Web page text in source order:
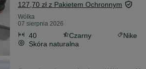
127,70 zł z Pakietem Ochronnym
Wólka
07 sierpnia 2026
40 Czarny
Nike
Skóra naturalna